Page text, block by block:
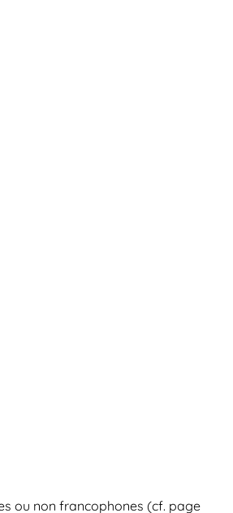
ou non francophones (cf. page